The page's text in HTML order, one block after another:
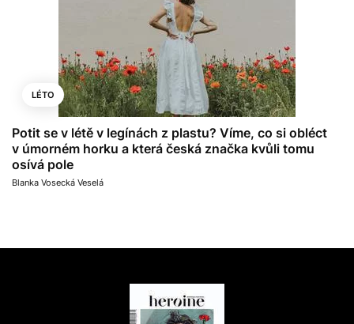
LÉTO
Potit se v létě v legínách z plastu? Víme, co si obléct
v úmorném horku a která česká značka kvůli tomu
osívá pole
Blanka Vosecká Veselá